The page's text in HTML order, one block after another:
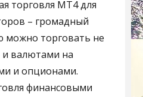
торговля MT4 для
– громадный
торговать не
и валютами на
и опционами.
финансовыми